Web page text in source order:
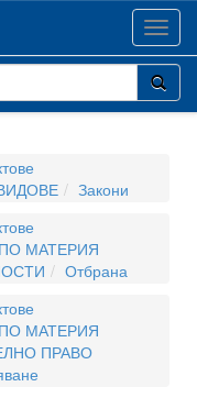
Закони
МАТЕРИЯ
Отбрана
МАТЕРИЯ
ПРАВО